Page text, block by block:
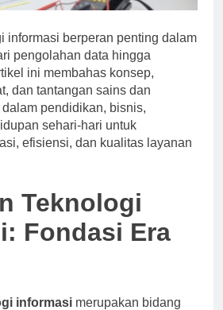
informasi berperan penting dalam
pengolahan data hingga
ini membahas konsep,
dan tantangan sains dan
pendidikan, bisnis,
sehari-hari untuk
efisiensi, dan kualitas layanan
Teknologi
Fondasi Era
informasi merupakan bidang